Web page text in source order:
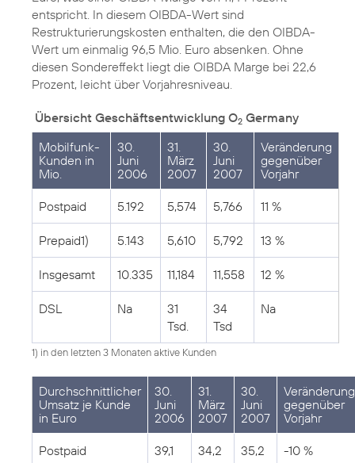
entspricht. In diesem OIBDA-Wert sind
Restrukturierungskosten enthalten, die den OIBDA-
Wert um einmalig 96,5 Mio. Euro absenken. Ohne
diesen Sondereffekt liegt die OIBDA Marge bei 22,6
Prozent, leicht über Vorjahresniveau.
Übersicht Geschäftsentwicklung O2 Germany
Mobilfunk-
Kunden in
Mio.
30.
Juni
2006
31.
März
2007
30.
Juni
2007
Veränderung
gegenüber
Vorjahr
Postpaid 5.192 5,574 5,766 11 %
Prepaid1) 5.143 5,610 5,792 13 %
Insgesamt 10.335 11,184 11,558 12 %
DSL Na
31
Tsd.
34
Tsd
Na
1) in den letzten 3 Monaten aktive Kunden
Durchschnittlicher
Umsatz je Kunde
in Euro
30.
Juni
2006
31.
März
2007
30.
Juni
2007
Veränderung
gegenüber
Vorjahr
Postpaid 39,1 34,2 35,2 -10 %